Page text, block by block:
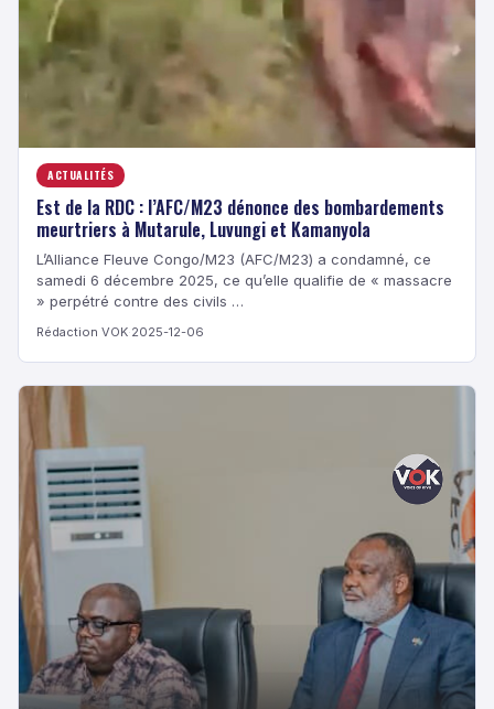
ACTUALITÉS
Est de la RDC : l’AFC/M23 dénonce des bombardements
meurtriers à Mutarule, Luvungi et Kamanyola
L’Alliance Fleuve Congo/M23 (AFC/M23) a condamné, ce
samedi 6 décembre 2025, ce qu’elle qualifie de « massacre
» perpétré contre des civils …
Rédaction VOK·2025-12-06